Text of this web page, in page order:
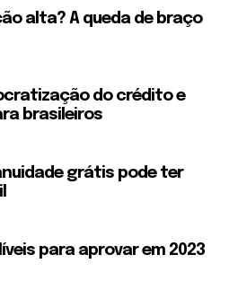
alta? A queda de braço
do crédito e
brasileiros
grátis pode ter
para aprovar em 2023